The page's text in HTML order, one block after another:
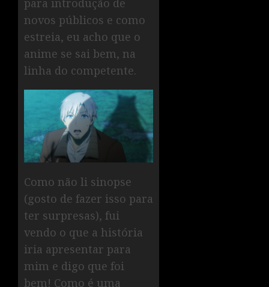
para introdução de
novos públicos e como
estreia, eu acho que o
anime se sai bem, na
linha do competente.
Como não li sinopse
(gosto de fazer isso para
ter surpresas), fui
vendo o que a história
iria apresentar para
mim e digo que foi
bem! Como é uma